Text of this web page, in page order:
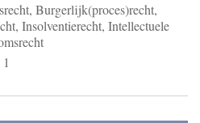
Burgerlijk(proces)recht,
Insolventierecht, Intellectuele